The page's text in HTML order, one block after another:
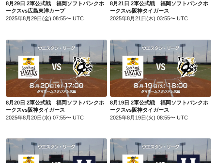
8月29日 2軍公式戦 福岡ソフトバンクホ
ークスvs広島東洋カープ
2025年8月29日(金) 08:55〜 UTC
8月21日 2軍公式戦 福岡ソフトバンクホ
ークスvs阪神タイガース
2025年8月21日(木) 03:55〜 UTC
8月20日 2軍公式戦 福岡ソフトバンクホークスvs阪神タイガース
8月20日 2軍公式戦 福岡ソフトバンクホ
ークスvs阪神タイガース
2025年8月20日(水) 07:55〜 UTC
8月19日 2軍公式戦 福岡ソフトバンクホークスvs阪神タイガース
8月19日 2軍公式戦 福岡ソフトバンクホ
ークスvs阪神タイガース
2025年8月19日(火) 08:55〜 UTC